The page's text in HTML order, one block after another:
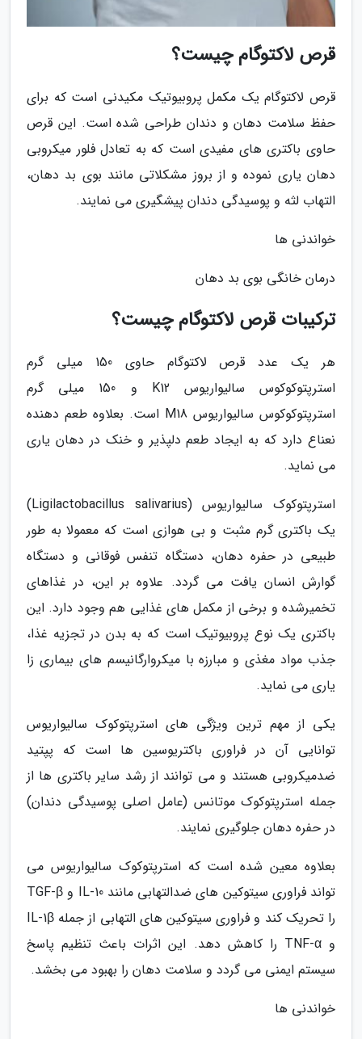
قرص لاکتوگام چیست؟
قرص لاکتوگام یک مکمل پروبیوتیک مکیدنی است که برای
حفظ سلامت دهان و دندان طراحی شده است. این قرص
حاوی باکتری های مفیدی است که به تعادل فلور میکروبی
دهان یاری نموده و از بروز مشکلاتی مانند بوی بد دهان،
التهاب لثه و پوسیدگی دندان پیشگیری می نمایند.
خواندنی ها
درمان خانگی بوی بد دهان
ترکیبات قرص لاکتوگام چیست؟
هر یک عدد قرص لاکتوگام حاوی 150 میلی گرم
استرپتوکوکوس سالیواریوس K12 و 150 میلی گرم
استرپتوکوکوس سالیواریوس M18 است. بعلاوه طعم دهنده
نعناع دارد که به ایجاد طعم دلپذیر و خنک در دهان یاری
می نماید.
استرپتوکوک سالیواریوس (Ligilactobacillus salivarius)
یک باکتری گرم مثبت و بی هوازی است که معمولا به طور
طبیعی در حفره دهان، دستگاه تنفس فوقانی و دستگاه
گوارش انسان یافت می گردد. علاوه بر این، در غذاهای
تخمیرشده و برخی از مکمل های غذایی هم وجود دارد. این
باکتری یک نوع پروبیوتیک است که به بدن در تجزیه غذا،
جذب مواد مغذی و مبارزه با میکروارگانیسم های بیماری زا
یاری می نماید.
یکی از مهم ترین ویژگی های استرپتوکوک سالیواریوس
توانایی آن در فراوری باکتریوسین ها است که پپتید
ضدمیکروبی هستند و می توانند از رشد سایر باکتری ها از
جمله استرپتوکوک موتانس (عامل اصلی پوسیدگی دندان)
در حفره دهان جلوگیری نمایند.
بعلاوه معین شده است که استرپتوکوک سالیواریوس می
تواند فراوری سیتوکین های ضدالتهابی مانند IL-10 و TGF-β
را تحریک کند و فراوری سیتوکین های التهابی از جمله IL-1β
و TNF-α را کاهش دهد. این اثرات باعث تنظیم پاسخ
سیستم ایمنی می گردد و سلامت دهان را بهبود می بخشد.
خواندنی ها